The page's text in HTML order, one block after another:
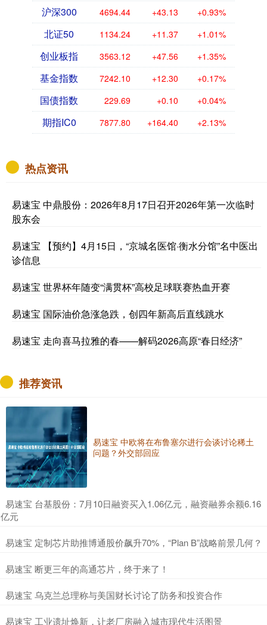
沪深300 4694.44 +43.13 +0.93%
北证50 1134.24 +11.37 +1.01%
创业板指 3563.12 +47.56 +1.35%
基金指数 7242.10 +12.30 +0.17%
国债指数 229.69 +0.10 +0.04%
期指IC0 7877.80 +164.40 +2.13%
热点资讯
易速宝 中鼎股份：2026年8月17日召开2026年第一次临时
股东会
易速宝 【预约】4月15日，“京城名医馆·衡水分馆”名中医出
诊信息
易速宝 世界杯年随变“满贯杯”高校足球联赛热血开赛
易速宝 国际油价急涨急跌，创四年新高后直线跳水
易速宝 走向喜马拉雅的春——解码2026高原“春日经济”
推荐资讯
易速宝 中欧将在布鲁塞尔进行会谈讨论稀土
问题？外交部回应
​易速宝 台基股份：7月10日融资买入1.06亿元，融资融券余额6.16
亿元
​易速宝 定制芯片助推博通股价飙升70%，“Plan B”战略前景几何？
​易速宝 断更三年的高通芯片，终于来了！
​易速宝 乌克兰总理称与美国财长讨论了防务和投资合作
​易速宝 工业遗址焕新，让老厂房融入城市现代生活图景